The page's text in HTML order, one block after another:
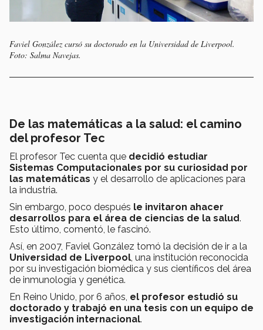
Faviel González cursó su doctorado en la Universidad de Liverpool.
Foto: Salma Navejas.
De las matemáticas a la salud: el camino
del profesor Tec
El profesor Tec cuenta que decidió estudiar
Sistemas Computacionales por su curiosidad por
las matemáticas y el desarrollo de aplicaciones para
la industria.
Sin embargo, poco después le invitaron ahacer
desarrollos para el área de ciencias de la salud.
Esto último, comentó, le fascinó.
Así, en 2007, Faviel González tomó la decisión de ir a la
Universidad de Liverpool, una institución reconocida
por su investigación biomédica y sus científicos del área
de inmunología y genética.
En Reino Unido, por 6 años, el profesor estudió su
doctorado y trabajó en una tesis con un equipo de
investigación internacional.